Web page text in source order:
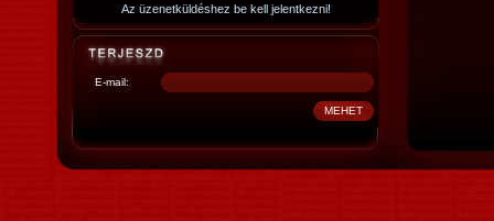
Az üzenetküldéshez be kell jelentkezni!
E-mail: